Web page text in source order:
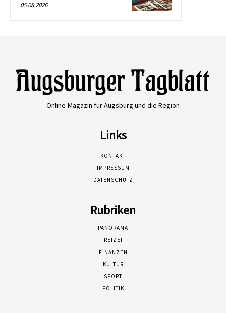
05.08.2026
Online-Magazin für Augsburg und die Region
Links
KONTAKT
IMPRESSUM
DATENSCHUTZ
Rubriken
PANORAMA
FREIZEIT
FINANZEN
KULTUR
SPORT
POLITIK